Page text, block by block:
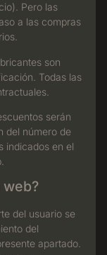
Pero las
a las compras
son
Todas las
serán
del número de
indicados en el
web?
del usuario se
del
apartado.